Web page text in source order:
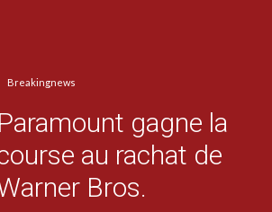
Breakingnews
gagne la
au rachat de
Bros.